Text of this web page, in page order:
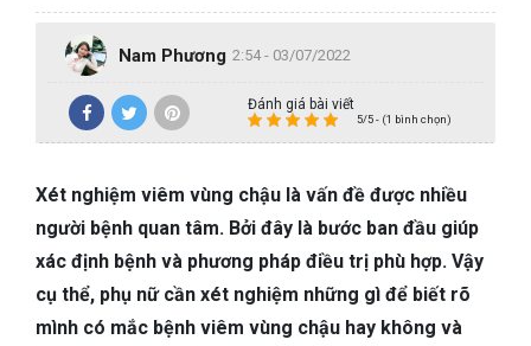
BỆNH PHỤ KHOA
BỆNH XƯƠNG KHỚP
SỨC KHỎE GIỚI TÍNH
TAI – MŨI – HỌNG
TIÊU HÓA
DA LIỄU THẨM MỸ
Nam Phương 2:54 - 03/07/2022
Đánh giá bài viết
5/5 - (1 bình chọn)
Xét nghiệm viêm vùng chậu là vấn đề được nhiều
người bệnh quan tâm. Bởi đây là bước ban đầu giúp
xác định bệnh và phương pháp điều trị phù hợp. Vậy
cụ thể, phụ nữ cần xét nghiệm những gì để biết rõ
mình có mắc bệnh viêm vùng chậu hay không và